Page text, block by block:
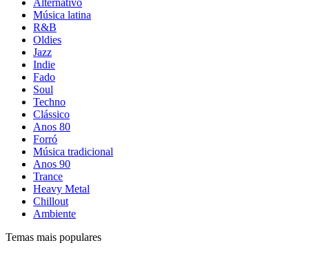
Alternativo
Música latina
R&B
Oldies
Jazz
Indie
Fado
Soul
Techno
Clássico
Anos 80
Forró
Música tradicional
Anos 90
Trance
Heavy Metal
Chillout
Ambiente
Temas mais populares